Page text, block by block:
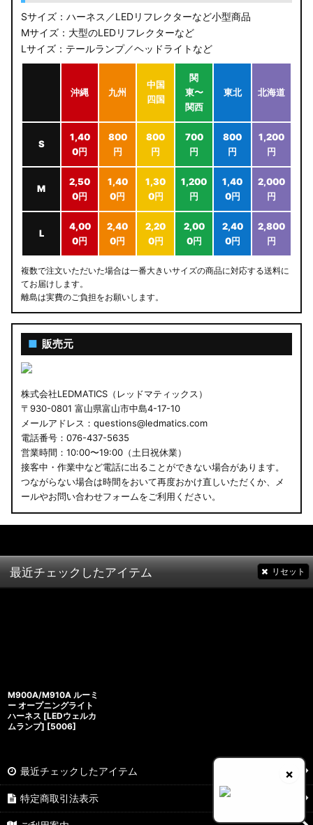
Sサイズ：ハーネス／LEDリフレクターなど小型商品
Mサイズ：大型のLEDリフレクターなど
Lサイズ：テールランプ／ヘッドライトなど
沖縄 九州
中国
四国
関
東〜
関西
東北 北海道
S
1,40
0円
800
円
800
円
700
円
800
円
1,200
円
M
2,50
0円
1,40
0円
1,30
0円
1,200
円
1,40
0円
2,000
円
L
4,00
0円
2,40
0円
2,20
0円
2,00
0円
2,40
0円
2,800
円
複数で注文いただいた場合は一番大きいサイズの商品に対応する送料に
てお届けします。
離島は実費のご負担をお願いします。
■ 販売元
株式会社LEDMATICS（レッドマティックス）
〒930-0801 富山県富山市中島4-17-10
メールアドレス：questions@ledmatics.com
電話番号：076-437-5635
営業時間：10:00〜19:00（土日祝休業）
接客中・作業中など電話に出ることができない場合があります。
つながらない場合は時間をおいて再度おかけ直しいただくか、メ
ールやお問い合わせフォームをご利用ください。
×
最近チェックしたアイテム リセット
M900A/M910A ルーミ
ー オープニングライト
ハーネス [LEDウェルカ
ムランプ] [5006]
最近チェックしたアイテム
特定商取引法表示